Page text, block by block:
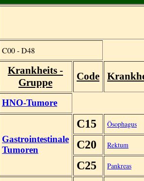
C00 - D48
Krankheits -
Gruppe
Code
HNO-Tumore
Gastrointestinale
Tumoren
C15 Ösophagus
C20 Rektum
C25 Pankreas